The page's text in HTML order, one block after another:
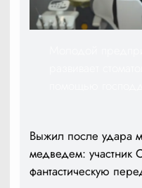
Выжил после удара
медведем: участник
фантастическую